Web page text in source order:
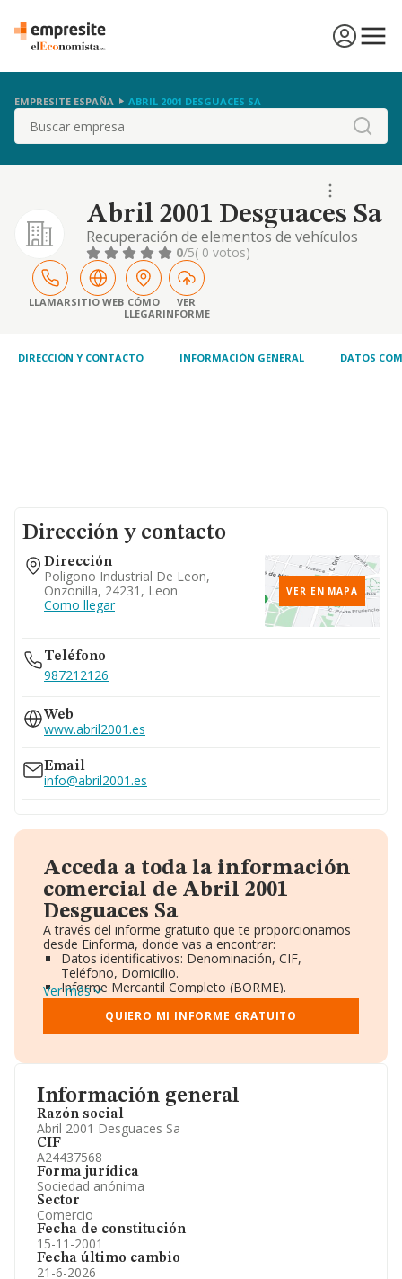
EMPRESITE ESPAÑA ABRIL 2001 DESGUACES SA
Buscar
Abril 2001 Desguaces Sa
Recuperación de elementos de vehículos
0/5( 0 votos)
LLAMARSITIO WEB CÓMO
LLEGAR
VER
INFORME
DIRECCIÓN Y CONTACTO INFORMACIÓN GENERAL DATOS
Información general
Razón social
Abril 2001 Desguaces Sa
CIF
A24437568
Forma jurídica
Sociedad anónima
Sector
Comercio
Fecha de constitución
15-11-2001
Fecha último cambio
21-6-2026
Dirección y contacto
Dirección
Poligono Industrial De Leon,
Onzonilla, 24231, Leon
Como llegar
VER EN MAPA
Teléfono
987212126
Web
www.abril2001.es
Email
info@abril2001.es
Acceda a toda la información
comercial de Abril 2001
Desguaces Sa
A través del informe gratuito que te proporcionamos
desde Einforma, donde vas a encontrar:
Datos identificativos: Denominación, CIF,
Teléfono, Domicilio.
Informe Mercantil Completo (BORME).
Gráficos de Evolución Ventas y Empleados.
Consejo de Administración y Administradores.
Directivos y Ejecutivos.
Información oficial y registral complementaria.
Ver más
QUIERO MI INFORME GRATUITO